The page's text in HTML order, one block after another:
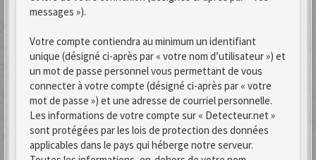
messages »).
Votre compte contiendra au minimum un identifiant
unique (désigné ci-après par « votre nom d’utilisateur ») et
un mot de passe personnel vous permettant de vous
connecter à votre compte (désigné ci-après par « votre
mot de passe ») et une adresse de courriel personnelle.
Les informations de votre compte sur « Detecteur.net »
sont protégées par les lois de protection des données
applicables dans le pays qui héberge notre serveur.